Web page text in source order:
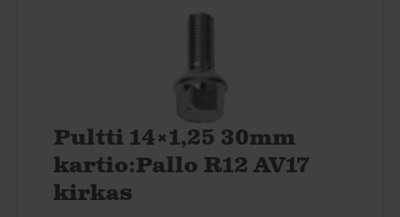
Pultti 14×1,25 30mm
kartio:Pallo R12 AV17
kirkas